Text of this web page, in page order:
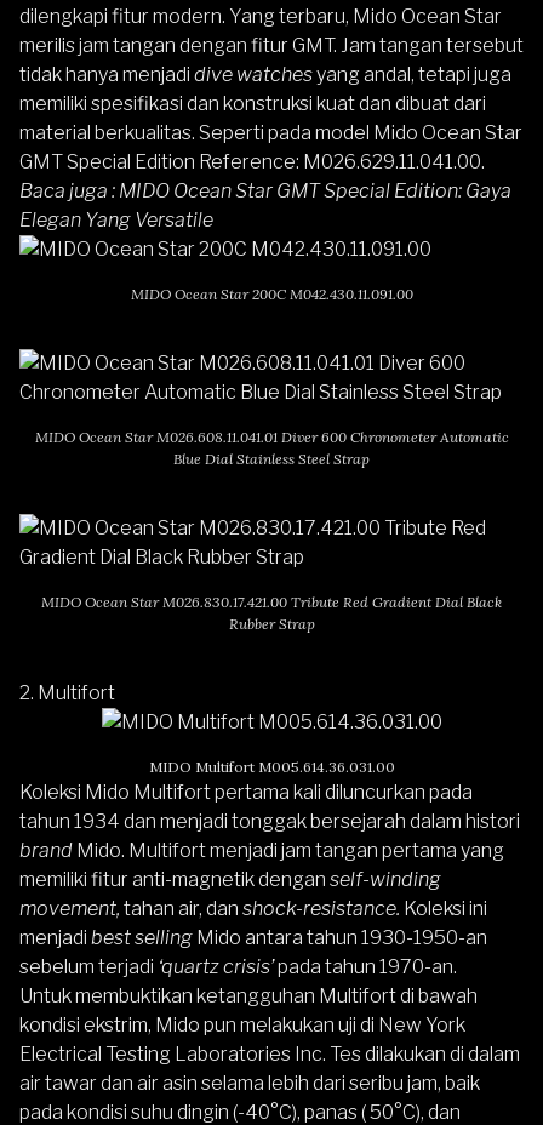
dilengkapi fitur modern. Yang terbaru, Mido Ocean Star
merilis jam tangan dengan fitur GMT. Jam tangan tersebut
tidak hanya menjadi dive watchesyang andal, tetapi juga
memiliki spesifikasi dan konstruksi kuat dan dibuat dari
material berkualitas. Seperti pada model Mido Ocean Star
GMT Special Edition Reference: M026.629.11.041.00.
Baca juga : MIDO Ocean Star GMT Special Edition: Gaya
Elegan Yang Versatile
MIDO Ocean Star 200C M042.430.11.091.00
MIDO Ocean Star M026.608.11.041.01 Diver 600 Chronometer Automatic
Blue Dial Stainless Steel Strap
MIDO Ocean Star M026.830.17.421.00 Tribute Red Gradient Dial Black
Rubber Strap
2. Multifort
MIDO Multifort M005.614.36.031.00
Koleksi Mido Multifortpertama kali diluncurkan pada
tahun 1934 dan menjadi tonggak bersejarah dalam histori
brand Mido. Multifort menjadi jam tangan pertama yang
memiliki fitur anti-magnetik dengan self-winding
movement, tahan air, dan shock-resistance. Koleksi ini
menjadi best selling Mido antara tahun 1930-1950-an
sebelum terjadi ‘quartz crisis’pada tahun 1970-an.
Untuk membuktikan ketangguhan Multifort di bawah
kondisi ekstrim, Mido pun melakukan uji di New York
Electrical Testing Laboratories Inc. Tes dilakukan di dalam
air tawar dan air asin selama lebih dari seribu jam, baik
pada kondisi suhu dingin (-40°C), panas ( 50°C), dan